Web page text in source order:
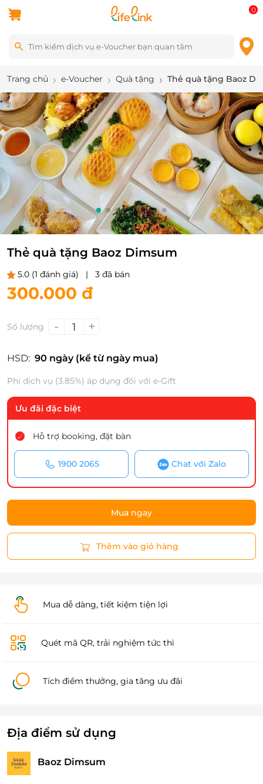
0
Trang chủ e-Voucher Quà tặng Thẻ quà tặng Baoz
1/8
Thẻ quà tặng Baoz Dimsum
5.0 (1 đánh giá) | 3 đã bán
300.000 đ
Số lượng - 1 +
HSD: 90 ngày (kể từ ngày mua)
Phí dịch vụ (3.85%) áp dụng đối với e-Gift
Ưu đãi đặc biệt
Hỗ trợ booking, đặt bàn
1900 2065 Chat với Zalo
Mua ngay
Thêm vào giỏ hàng
Mua dễ dàng, tiết kiệm tiện lợi
Quét mã QR, trải nghiệm tức thì
Tích điểm thưởng, gia tăng ưu đãi
Địa điểm sử dụng
Baoz Dimsum